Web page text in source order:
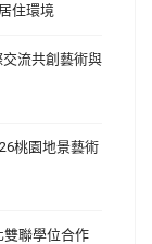
住環境
流共創藝術與
桃園地景藝術
雙聯學位合作